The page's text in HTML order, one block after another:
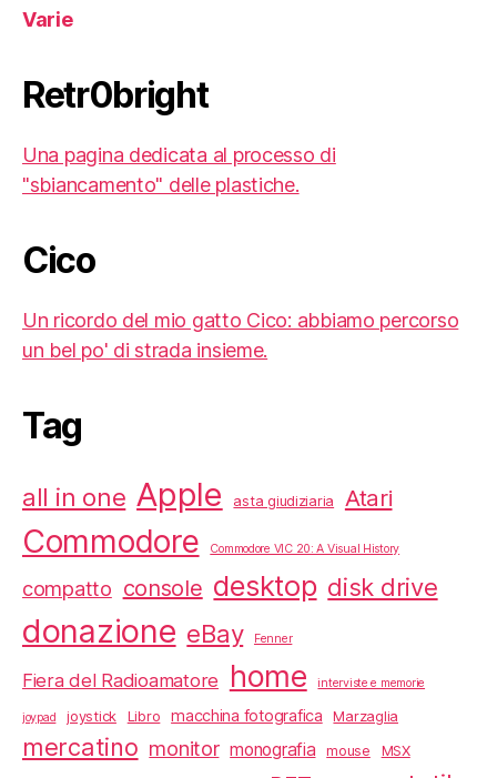
Varie
Retr0bright
Una pagina dedicata al processo di
"sbiancamento" delle plastiche.
Cico
Un ricordo del mio gatto Cico: abbiamo percorso
un bel po' di strada insieme.
Tag
all in one Apple asta giudiziaria Atari
Commodore Commodore VIC 20: A Visual History
compatto console desktop disk drive
donazione eBay Fenner
Fiera del Radioamatore home interviste e memorie
joypad joystick Libro macchina fotografica Marzaglia
mercatino monitor monografia mouse MSX